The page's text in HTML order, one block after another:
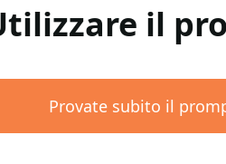
il
Provate subito il